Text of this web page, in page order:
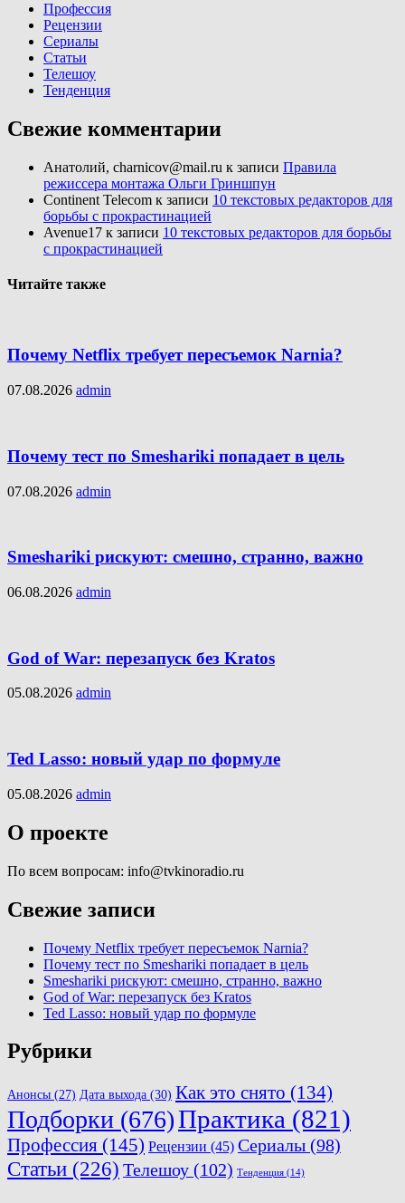
Профессия
Рецензии
Сериалы
Статьи
Телешоу
Тенденция
Свежие комментарии
Анатолий, charnicov@mail.ru к записи Правила
режиссера монтажа Ольги Гриншпун
Continent Telecom к записи 10 текстовых редакторов для
борьбы с прокрастинацией
Avenue17 к записи 10 текстовых редакторов для борьбы
с прокрастинацией
Читайте также
Почему Netflix требует пересъемок Narnia?
07.08.2026 admin
Почему тест по Smeshariki попадает в цель
07.08.2026 admin
Smeshariki рискуют: смешно, странно, важно
06.08.2026 admin
God of War: перезапуск без Kratos
05.08.2026 admin
Ted Lasso: новый удар по формуле
05.08.2026 admin
О проекте
По всем вопросам: info@tvkinoradio.ru
Свежие записи
Почему Netflix требует пересъемок Narnia?
Почему тест по Smeshariki попадает в цель
Smeshariki рискуют: смешно, странно, важно
God of War: перезапуск без Kratos
Ted Lasso: новый удар по формуле
Рубрики
Анонсы (27) Дата выхода (30) Как это снято (134)
Подборки (676)Практика (821)
Профессия (145) Рецензии (45) Сериалы (98)
Статьи (226) Телешоу (102) Тенденция (14)